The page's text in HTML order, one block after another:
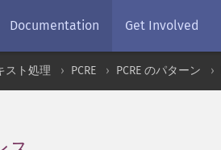
Documentation Get Involved
スト処理 PCRE PCRE のパターン